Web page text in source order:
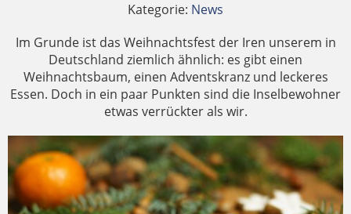
Kategorie: News
Im Grunde ist das Weihnachtsfest der Iren unserem in
Deutschland ziemlich ähnlich: es gibt einen
Weihnachtsbaum, einen Adventskranz und leckeres
Essen. Doch in ein paar Punkten sind die Inselbewohner
etwas verrückter als wir.